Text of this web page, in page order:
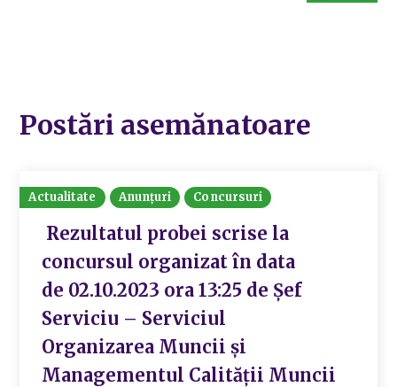
Postări asemănatoare
Actualitate Anunțuri Concursuri
Rezultatul probei scrise la
concursul organizat în data
de 02.10.2023 ora 13:25 de Șef
Serviciu – Serviciul
Organizarea Muncii și
Managementul Calității Muncii